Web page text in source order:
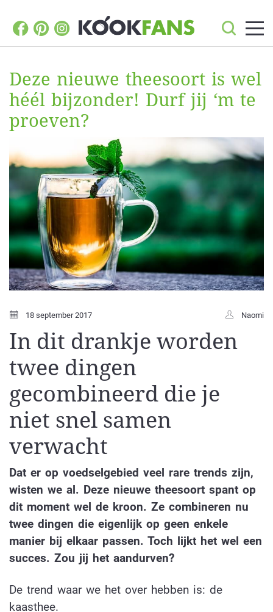
Deze nieuwe theesoort is wel
héél bijzonder! Durf jij ‘m te
proeven?
18 september 2017 Naomi
In dit drankje worden
twee dingen
gecombineerd die je
niet snel samen
verwacht
Dat er op voedselgebied veel rare trends zijn,
wisten we al. Deze nieuwe theesoort spant op
dit moment wel de kroon. Ze combineren nu
twee dingen die eigenlijk op geen enkele
manier bij elkaar passen. Toch lijkt het wel een
succes. Zou jij het aandurven?
De trend waar we het over hebben is: de
kaasthee.